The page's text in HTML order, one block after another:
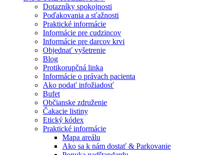
Dotazníky spokojnosti
Poďakovania a sťažnosti
Praktické informácie
Informácie pre cudzincov
Informácie pre darcov krvi
Objednať vyšetrenie
Blog
Protikorupčná linka
Informácie o právach pacienta
Ako podať infožiadosť
Bufet
Občianske združenie
Čakacie listiny
Etický kódex
Praktické informácie
Mapa areálu
Ako sa k nám dostať & Parkovanie